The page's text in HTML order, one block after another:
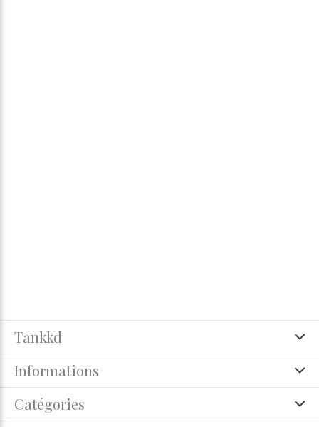
Tankkd
Informations
Catégories